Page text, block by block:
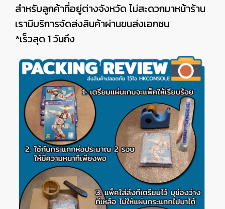
สำหรับลูกค้าที่อยู่ต่างจังหวัด ไม่สะดวกมาหน้าร้าน
เรามีบริการจัดส่งสินค้าผ่านขนส่งเอกชน
*เร็วสุด 1 วันถึง